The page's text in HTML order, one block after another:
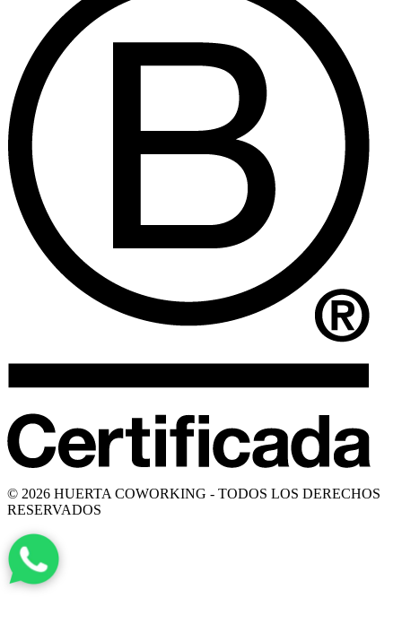
© 2026 HUERTA COWORKING - TODOS LOS DERECHOS
RESERVADOS